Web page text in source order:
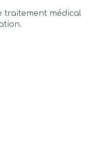
traitement médical